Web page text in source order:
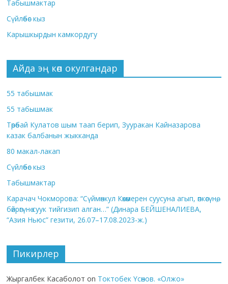
Табышмактар
Сүйлөбөс кыз
Карышкырдын камкордугу
Айда эң көп окулгандар
55 табышмак
55 табышмак
Төрөбай Кулатов шым таап берип, Зууракан Кайназарова
казак балбанын жыкканда
80 макал-лакап
Сүйлөбөс кыз
Табышмактар
Карачач Чокморова: “Сүймөнкул Көкөмерен суусуна агып, өпкөсүнө,
бөйрөгүнө суук тийгизип алган…” (Динара БЕЙШЕНАЛИЕВА,
“Азия Ньюс” гезити, 26.07–17.08.2023-ж.)
Пикирлер
Жыргалбек Касаболот on Токтобек Үсөнов. «Олжо»